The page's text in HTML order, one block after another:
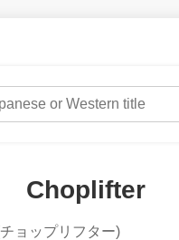
Choplifter
ョップリフター)